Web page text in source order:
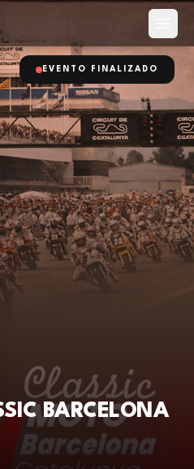
BARCELONA
EVENTO FINALIZADO